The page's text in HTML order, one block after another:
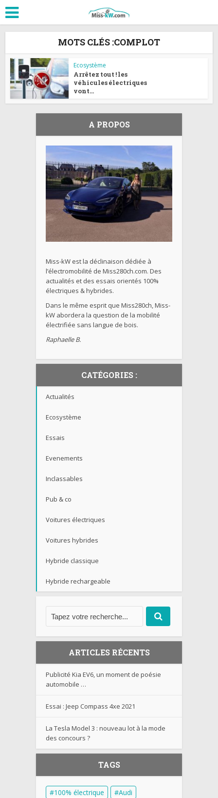
MOTS CLÉS :COMPLOT
Ecosystème
Arrêtez tout ! les
véhicules électriques
vont...
A PROPOS
Miss-kW est la déclinaison dédiée à
l’électromobilité de Miss280ch.com. Des
actualités et des essais orientés 100%
électriques & hybrides.
Dans le même esprit que Miss280ch, Miss-
kW abordera la question de la mobilité
électrifiée sans langue de bois.
Raphaelle B.
CATÉGORIES :
Actualités
Ecosystème
Essais
Evenements
Inclassables
Pub & co
Voitures électriques
Voitures hybrides
Hybride classique
Hybride rechargeable
ARTICLES RÉCENTS
Publicité Kia EV6, un moment de poésie
automobile …
Essai : Jeep Compass 4xe 2021
La Tesla Model 3 : nouveau lot à la mode
des concours ?
TAGS
100% électrique
Audi